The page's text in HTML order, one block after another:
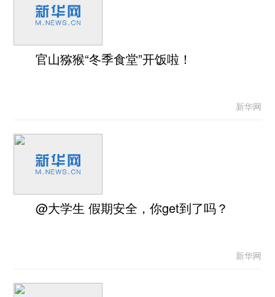
官山猕猴“冬季食堂”开饭啦！
新华网
@大学生 假期安全，你get到了吗？
新华网